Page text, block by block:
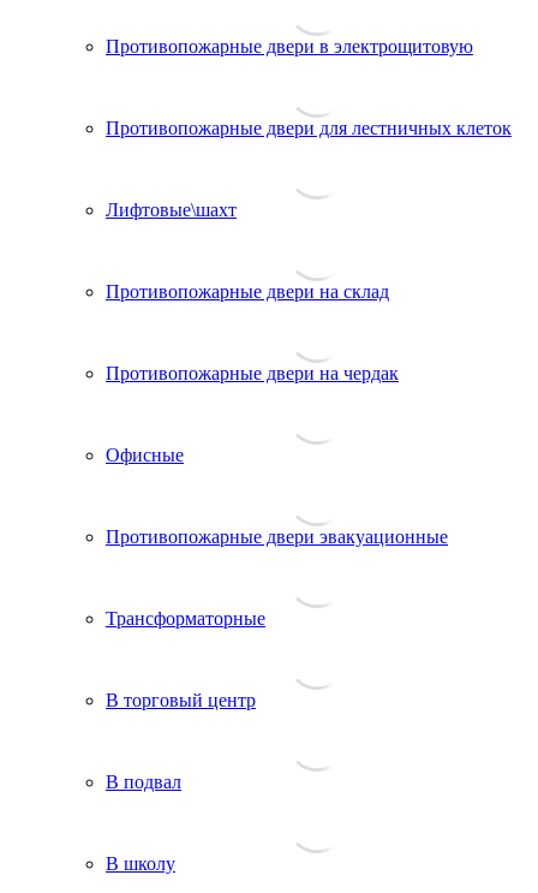
Противопожарные двери в электрощитовую
Противопожарные двери для лестничных клеток
Лифтовые\шахт
Противопожарные двери на склад
Противопожарные двери на чердак
Офисные
Противопожарные двери эвакуационные
Трансформаторные
В торговый центр
В подвал
В школу